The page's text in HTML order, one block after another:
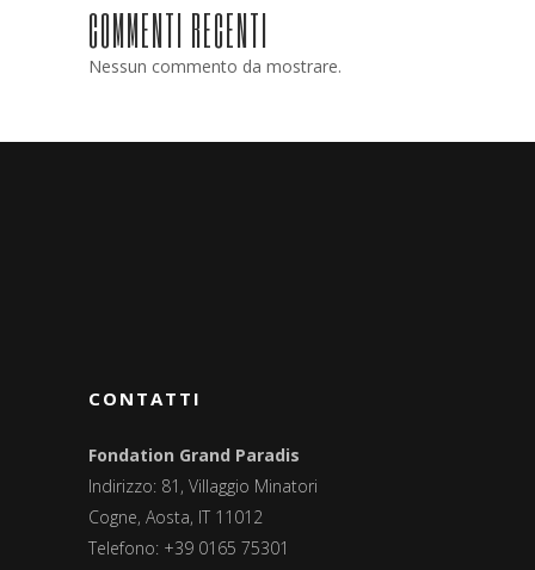
COMMENTI RECENTI
Nessun commento da mostrare.
CONTATTI
Fondation Grand Paradis
Indirizzo: 81, Villaggio Minatori
Cogne, Aosta, IT 11012
Telefono: +39 0165 75301